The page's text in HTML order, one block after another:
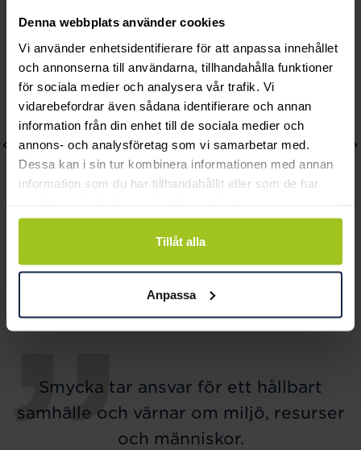
Denna webbplats använder cookies
Vi använder enhetsidentifierare för att anpassa innehållet
och annonserna till användarna, tillhandahålla funktioner
för sociala medier och analysera vår trafik. Vi
vidarebefordrar även sådana identifierare och annan
information från din enhet till de sociala medier och
annons- och analysföretag som vi samarbetar med.
Dessa kan i sin tur kombinera informationen med annan
information som du har tillhandahållit eller som de har
Tillåt alla
Anpassa
August
August
Smycka tar ansvar för ett hållbart
samhälle och värnar om miljö, resurser
och människor.